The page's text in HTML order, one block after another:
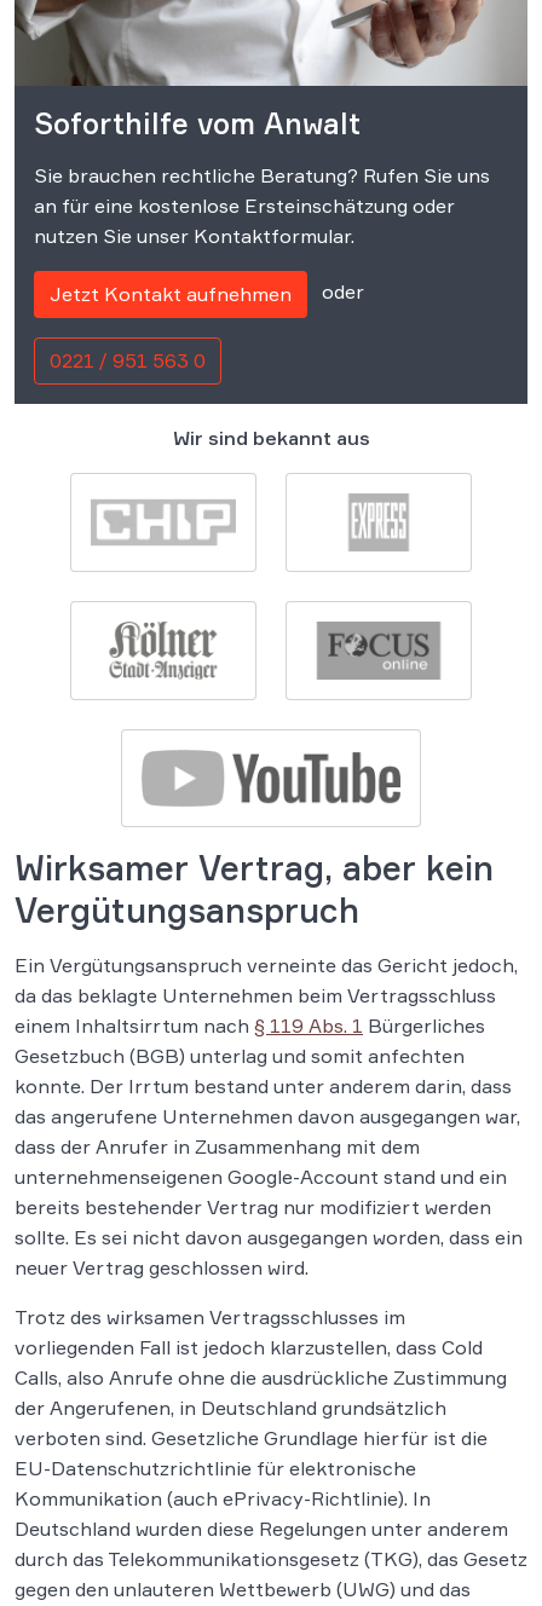
Soforthilfe vom Anwalt
Sie brauchen rechtliche Beratung? Rufen Sie uns
an für eine kostenlose Ersteinschätzung oder
nutzen Sie unser Kontaktformular.
Jetzt Kontakt aufnehmen oder
0221 / 951 563 0
Wir sind bekannt aus
Wirksamer Vertrag, aber kein
Vergütungsanspruch
Ein Vergütungsanspruch verneinte das Gericht jedoch,
da das beklagte Unternehmen beim Vertragsschluss
einem Inhaltsirrtum nach § 119 Abs. 1 Bürgerliches
Gesetzbuch (BGB) unterlag und somit anfechten
konnte. Der Irrtum bestand unter anderem darin, dass
das angerufene Unternehmen davon ausgegangen war,
dass der Anrufer in Zusammenhang mit dem
unternehmenseigenen Google-Account stand und ein
bereits bestehender Vertrag nur modifiziert werden
sollte. Es sei nicht davon ausgegangen worden, dass ein
neuer Vertrag geschlossen wird.
Trotz des wirksamen Vertragsschlusses im
vorliegenden Fall ist jedoch klarzustellen, dass Cold
Calls, also Anrufe ohne die ausdrückliche Zustimmung
der Angerufenen, in Deutschland grundsätzlich
verboten sind. Gesetzliche Grundlage hierfür ist die
EU-Datenschutzrichtlinie für elektronische
Kommunikation (auch ePrivacy-Richtlinie). In
Deutschland wurden diese Regelungen unter anderem
durch das Telekommunikationsgesetz (TKG), das Gesetz
gegen den unlauteren Wettbewerb (UWG) und das